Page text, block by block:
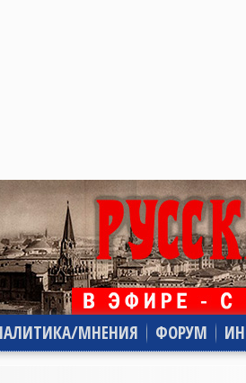
МНЕНИЯ ФОРУМ